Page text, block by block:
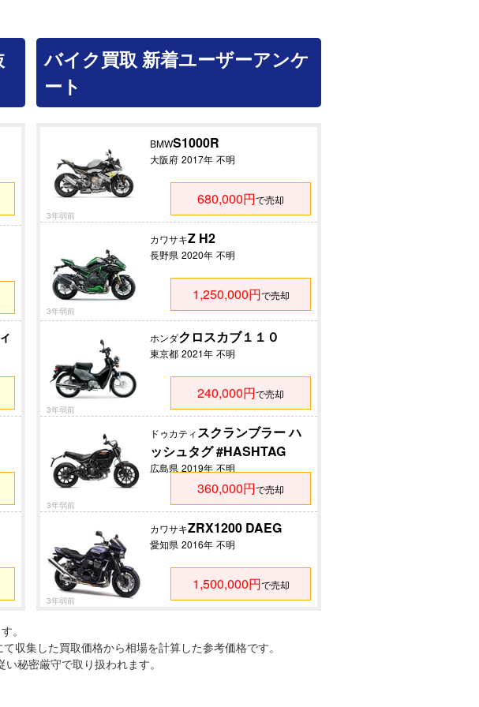
バイク買取 新着ユーザーアンケ
ート
BMWS1000R
大阪府 2017年 不明
680,000円で売却
3年弱前
カワサキZ H2
長野県 2020年 不明
1,250,000円で売却
3年弱前
ホンダクロスカブ１１０
東京都 2021年 不明
240,000円で売却
3年弱前
ドゥカティスクランブラー ハ
ッシュタグ #HASHTAG
広島県 2019年 不明
360,000円で売却
3年弱前
カワサキZRX1200 DAEG
愛知県 2016年 不明
1,500,000円で売却
3年弱前
。
収集した買取価格から相場を計算した参考価格です。
い秘密厳守で取り扱われます。